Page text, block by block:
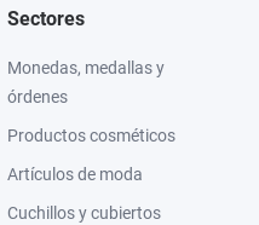
Sectores
Monedas, medallas y
órdenes
Productos cosméticos
Artículos de moda
Cuchillos y cubiertos